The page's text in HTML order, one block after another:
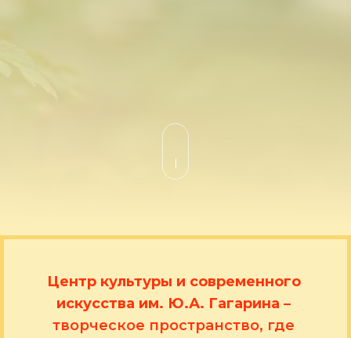
Центр культуры и современного
искусства им. Ю.А. Гагарина –
творческое пространство, где